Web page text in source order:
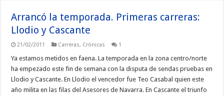
Arrancó la temporada. Primeras carreras:
Llodio y Cascante
21/02/2011 Carreras, Crónicas 1
Ya estamos metidos en faena. La temporada en la zona centro/norte
ha empezado este fin de semana con la disputa de sendas pruebas en
Llodio y Cascante. En Llodio el vencedor fue Teo Casabal quien este
año milita en las filas del Asesores de Navarra. En Cascante el triunfo